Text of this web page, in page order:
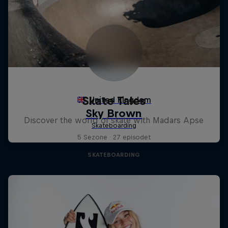
Skate Tales
Discover the world of skate with Madars Apse
5 Sezone · 27 episodet
SKATEBOARDING